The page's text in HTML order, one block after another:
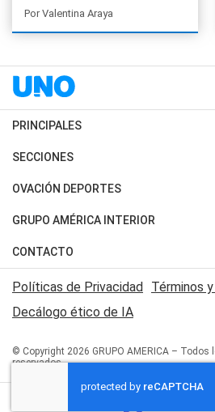
PorValentina Araya
PRINCIPALES
Últimas Noticias
Política
Judiciales
Economia
SECCIONES
Horóscopo
Motores
Trucos caseros
Series y Películas
Edictos y Solicitadas
OVACIÓN DEPORTES
Fútbol
Mundial
Automovilismo
Rugby
Básquet
GRUPO AMÉRICA INTERIOR
Canal 7 en Vivo
San Juan 8
CONTACTO
Acerca de Nosotros
Contactanos
Políticas de Privacidad
Términos
Decálogo ético de IA
© Copyright 2026 GRUPO AMERICA – Todos
reservados